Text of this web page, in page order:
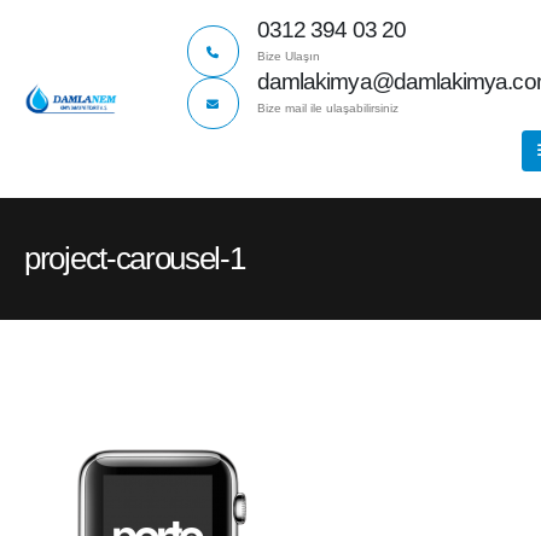
0312 394 03 20
Bize Ulaşın
Bize mail ile ulaşabilirsiniz
project-carousel-1